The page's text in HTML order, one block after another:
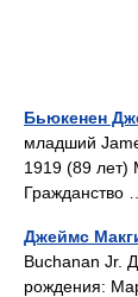
Бьюкенен
младший
1919 (89 лет)
Гражданство
Джеймс
Buchanan Jr.
рождения: